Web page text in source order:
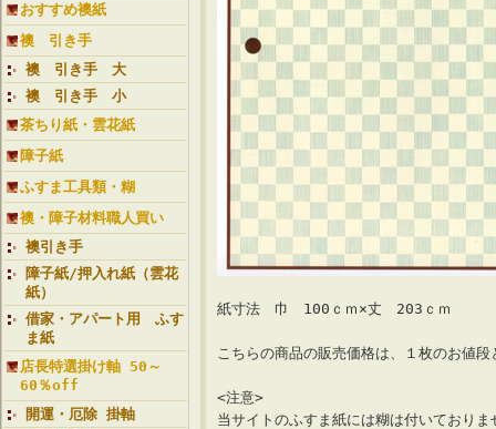
おすすめ襖紙
襖 引き手
襖 引き手 大
襖 引き手 小
茶ちり紙・雲花紙
障子紙
ふすま工具類・糊
襖・障子材料職人買い
襖引き手
障子紙/押入れ紙（雲花
紙）
借家・アパート用 ふす
ま紙
店長特選掛け軸 50～
60％off
開運・厄除 掛軸
紙寸法 巾 100ｃｍ×丈 203ｃｍ
こちらの商品の販売価格は、１枚のお値
<注意>
当サイトのふすま紙には糊は付いておりま